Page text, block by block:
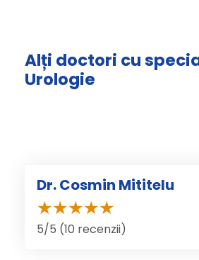
Alți doctori cu
Urologie
Dr. Cosmin Mititelu
5/5 (10 recenzii)